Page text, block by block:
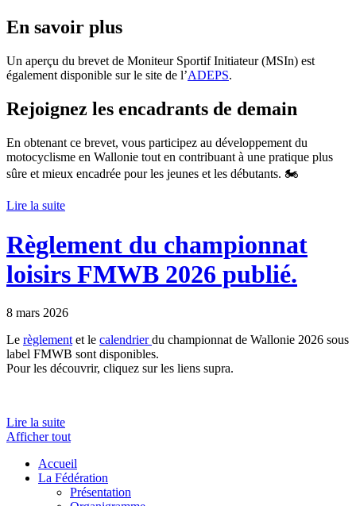
En savoir plus
Un aperçu du brevet de Moniteur Sportif Initiateur (MSIn) est
également disponible sur le site de l’ADEPS.
Rejoignez les encadrants de demain
En obtenant ce brevet, vous participez au développement du
motocyclisme en Wallonie tout en contribuant à une pratique plus
sûre et mieux encadrée pour les jeunes et les débutants. 🏍️
Lire la suite
Règlement du championnat
loisirs FMWB 2026 publié.
8 mars 2026
Le règlement et le calendrierdu championnat de Wallonie 2026 sous
label FMWB sont disponibles.
Pour les découvrir, cliquez sur les liens supra.
Lire la suite
Afficher tout
Accueil
La Fédération
Présentation